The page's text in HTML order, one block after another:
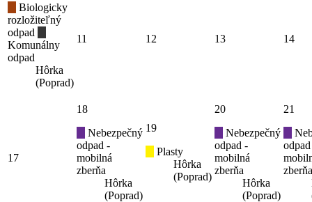
Biologicky
rozložiteľný
odpad
Komunálny
odpad
Hôrka
(Poprad)
11 12 13 14
17
18
Nebezpečný
odpad -
mobilná
zberňa
Hôrka
(Poprad)
19
Plasty
Hôrka
(Poprad)
20
Nebezpečný
odpad -
mobilná
zberňa
Hôrka
(Poprad)
21
zberňa